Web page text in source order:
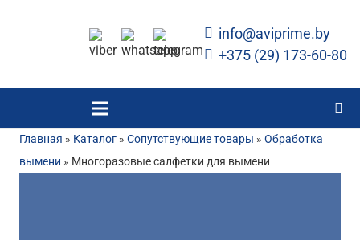
info@aviprime.by
+375 (29) 173-60-80
Главная » Каталог » Сопутствующие товары » Обработка
вымени » Многоразовые салфетки для вымени